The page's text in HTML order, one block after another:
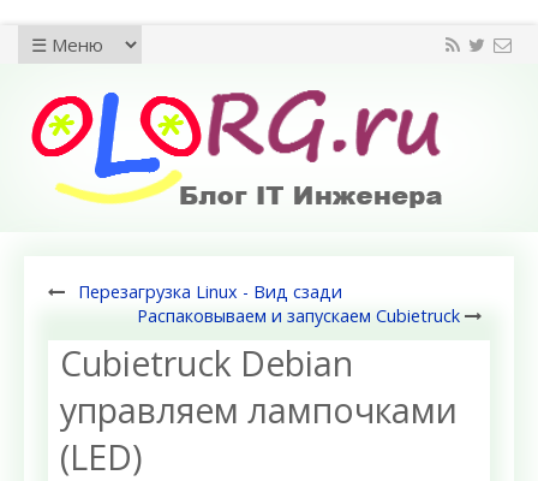
Перезагрузка Linux - Вид сзади
Распаковываем и запускаем Cubietruck
Cubietruck Debian
управляем лампочками
(LED)